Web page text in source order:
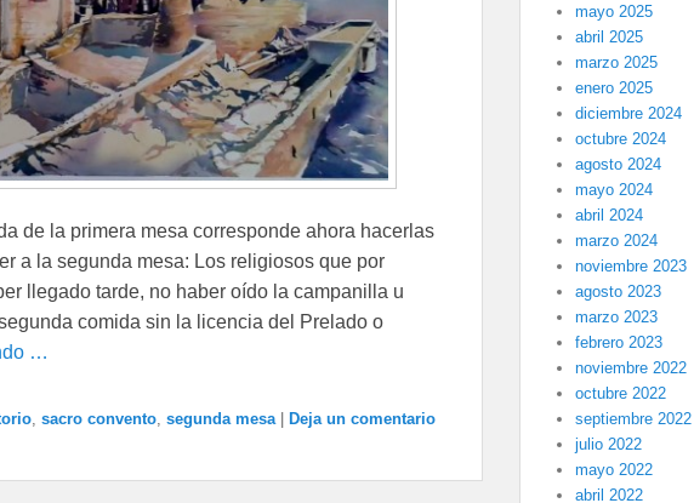
de la primera mesa corresponde ahora hacerlas
a la segunda mesa: Los religiosos que por
llegado tarde, no haber oído la campanilla u
comida sin la licencia del Prelado o
…
, sacro convento, segunda mesa Deja un comentario
mayo 2025
abril 2025
marzo 2025
enero 2025
diciembre 2024
octubre 2024
agosto 2024
mayo 2024
abril 2024
marzo 2024
noviembre 2023
agosto 2023
marzo 2023
febrero 2023
noviembre 2022
octubre 2022
septiembre 2022
julio 2022
mayo 2022
abril 2022